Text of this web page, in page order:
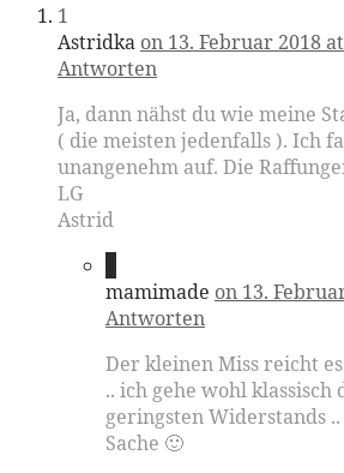
1
Astridka on 13. Februar 2018
Antworten
Ja, dann nähst du wie meine
( die meisten jedenfalls ). Ich
unangenehm auf. Die
LG
Astrid
mamimade on 13.
Antworten
Der kleinen Miss reicht
.. ich gehe wohl klassisch
geringsten Widerstands
Sache 🙂